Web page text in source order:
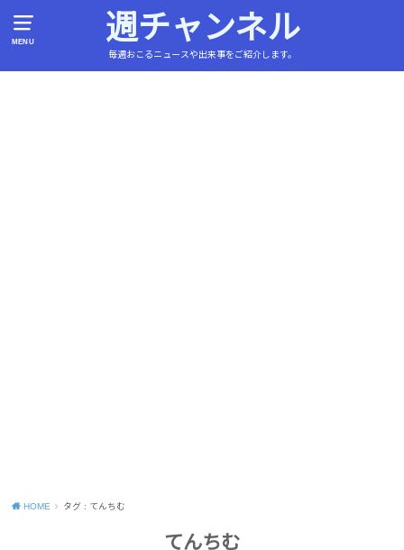
MENU 週チャンネル
毎週おこるニュースや出来事をご紹介します。
HOME タグ : てんちむ
てんちむ